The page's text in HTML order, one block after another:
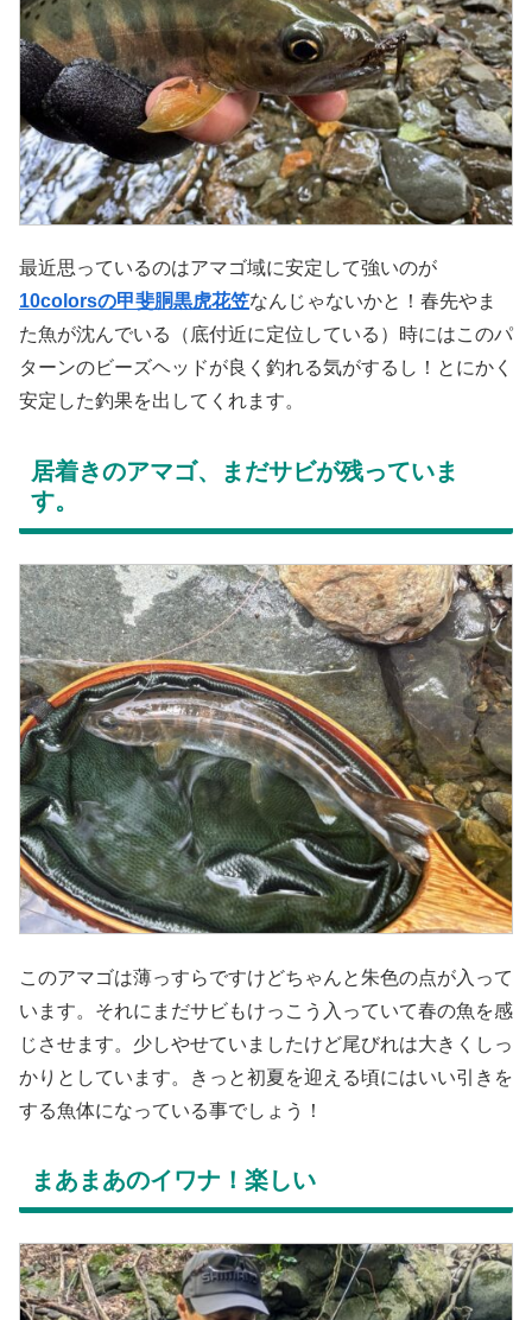
最近思っているのはアマゴ域に安定して強いのが
10colorsの甲斐胴黒虎花笠なんじゃないかと！春先やま
た魚が沈んでいる（底付近に定位している）時にはこのパ
ターンのビーズヘッドが良く釣れる気がするし！とにかく
安定した釣果を出してくれます。
居着きのアマゴ、まだサビが残っていま
す。
このアマゴは薄っすらですけどちゃんと朱色の点が入って
います。それにまだサビもけっこう入っていて春の魚を感
じさせます。少しやせていましたけど尾びれは大きくしっ
かりとしています。きっと初夏を迎える頃にはいい引きを
する魚体になっている事でしょう！
まあまあのイワナ！楽しい